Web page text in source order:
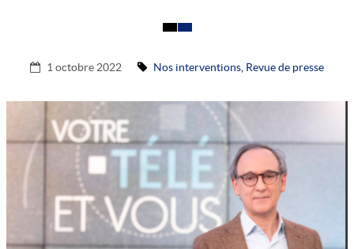
TANT DE CERVEAUX DISPONIBLES
SIGNEZ LA PÉTITION
REVUE DE PRESSE
FAIRE UN DON
ADHÉRER
DEVENIR MÉCÈNE
1 octobre 2022 Nos interventions Revue de presse